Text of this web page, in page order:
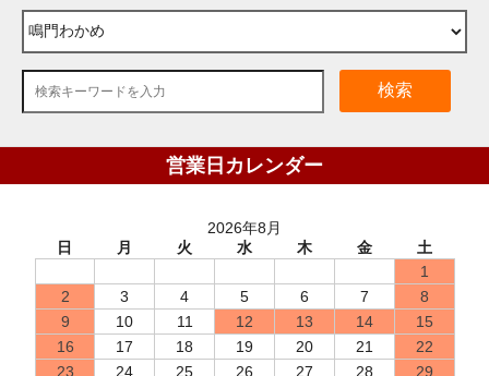
検索
営業日カレンダー
2026年8月
日
月 火 水 木 金
土
1
2
3 4 5 6 7
8
9
10 11 12 13 14
15
16
17 18 19 20 21
22
23
24 25 26 27 28
29